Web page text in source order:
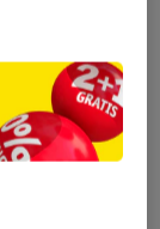
Nature